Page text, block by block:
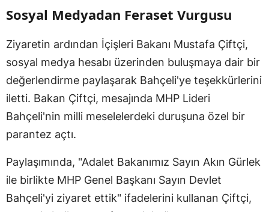
Sosyal Medyadan Feraset Vurgusu
Ziyaretin ardından İçişleri Bakanı Mustafa Çiftçi,
sosyal medya hesabı üzerinden buluşmaya dair bir
değerlendirme paylaşarak Bahçeli'ye teşekkürlerini
iletti. Bakan Çiftçi, mesajında MHP Lideri
Bahçeli'nin milli meselelerdeki duruşuna özel bir
parantez açtı.
Paylaşımında, "Adalet Bakanımız Sayın Akın Gürlek
ile birlikte MHP Genel Başkanı Sayın Devlet
Bahçeli'yi ziyaret ettik" ifadelerini kullanan Çiftçi,